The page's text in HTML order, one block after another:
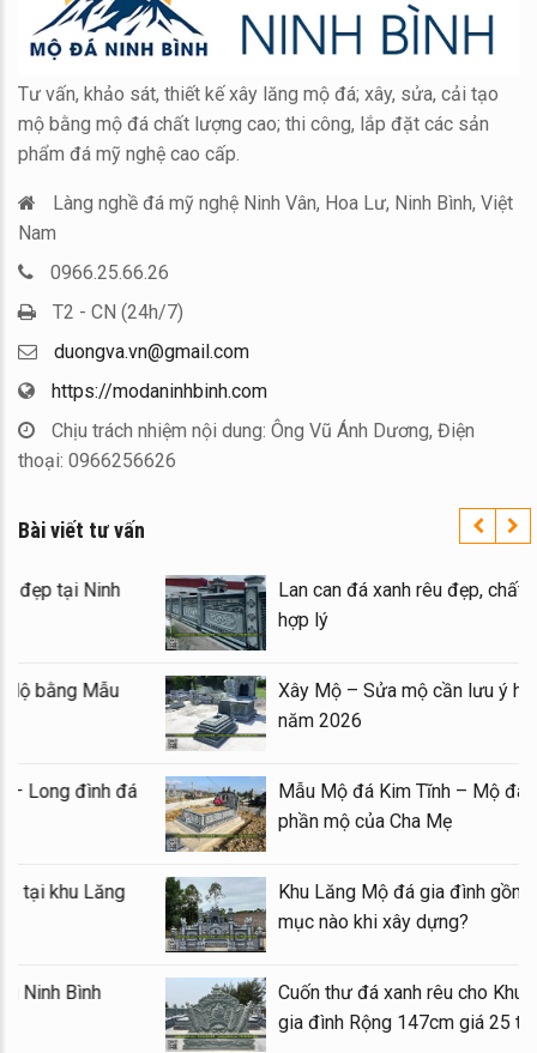
Tư vấn, khảo sát, thiết kế xây lăng mộ đá; xây, sửa, cải tạo
mộ bằng mộ đá chất lượng cao; thi công, lắp đặt các sản
phẩm đá mỹ nghệ cao cấp.
Làng nghề đá mỹ nghệ Ninh Vân, Hoa Lư, Ninh Bình, Việt
Nam
0966.25.66.26
T2 - CN (24h/7)
duongva.vn@gmail.com
https://modaninhbinh.com
Chịu trách nhiệm nội dung: Ông Vũ Ánh Dương, Điện
thoại: 0966256626
Bài viết tư vấn
Báo giá xây Mộ đá đôi 1 mái đẹp tại Ninh
Bình cuối năm 2026
Kinh nghiệm xây Mộ – sửa Mộ bằng Mẫu
Mộ đá đẹp, chất lượng
Mẫu Lăng thờ đá 1 mái đẹp – Long đình đá
Mẫu Lầu thờ đá (Gian thờ đá) tại khu Lăng
Mộ granite đẹp – hiện đại tại Ninh Bình